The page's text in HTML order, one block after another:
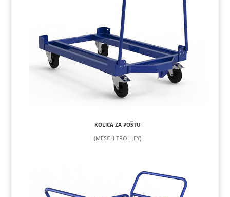
KOLICA ZA POŠTU
(MESCH TROLLEY)